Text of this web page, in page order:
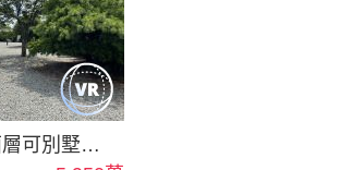
稀有整棟平面層可別墅可會館